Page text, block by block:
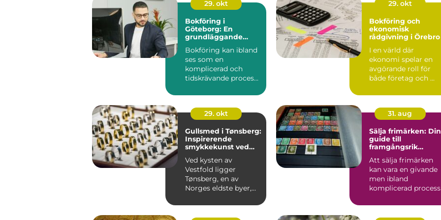
29. okt
Bokföring i
Göteborg: En
grundläggande
Bokföring kan ibland
ses som en
komplicerad och
tidskrävande process,
29. okt
Bokföring och
ekonomisk
rådgivning i Örebro
I en värld där
ekonomi spelar en
avgörande roll för
både företag och ...
29. okt
Gullsmed i Tønsberg:
Inspirerende
smykkekunst ved
Ved kysten av
Vestfold ligger
Tønsberg, en av
Norges eldste byer,
rike h...
31. aug
Sälja frimärken: Din
guide till
framgångsrik
Att sälja frimärken
kan vara en givande
men ibland
komplicerad